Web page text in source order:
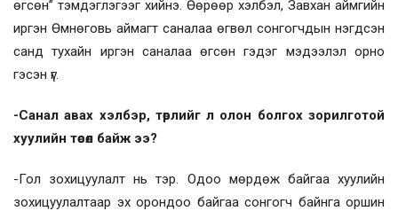
өгсөн” тэмдэглэгээг хийнэ. Өөрөөр хэлбэл, Завхан аймгийн
иргэн Өмнөговь аймагт саналаа өгвөл сонгогчдын нэгдсэн
санд тухайн иргэн саналаа өгсөн гэдэг мэдээлэл орно
гэсэн үг.
-Санал авах хэлбэр, төрлийг л олон болгох зорилготой
хуулийн төсөл байж ээ?
-Гол зохицуулалт нь тэр. Одоо мөрдөж байгаа хуулийн
зохицуулалтаар эх орондоо байгаа сонгогч байнга оршин